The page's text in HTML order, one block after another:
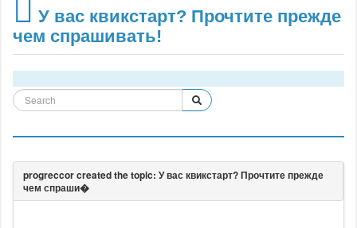
У вас квикстарт? Прочтите прежде
чем спрашивать!